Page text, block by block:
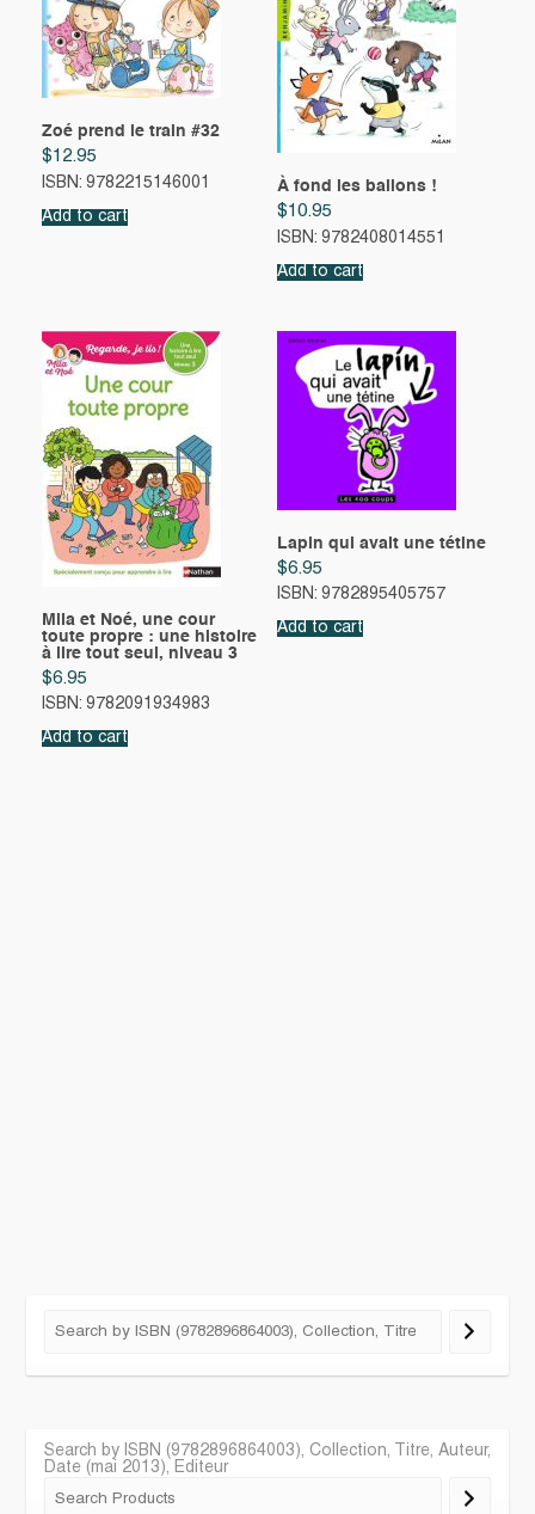
Zoé prend le train #32
$12.95
ISBN: 9782215146001
Add to cart
À fond les ballons !
$10.95
ISBN: 9782408014551
Add to cart
Mila et Noé, une cour
toute propre : une histoire
à lire tout seul, niveau 3
$6.95
ISBN: 9782091934983
Add to cart
Lapin qui avait une tétine
$6.95
ISBN: 9782895405757
Add to cart
Search by ISBN (9782896864003), Collection, Titre, Auteur,
Date (mai 2013), Editeur